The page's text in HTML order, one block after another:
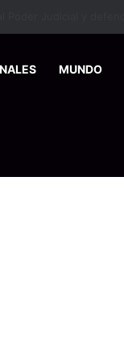
MUNDO